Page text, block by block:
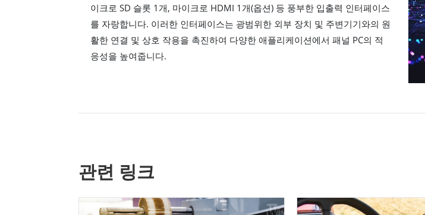
이크로 SD 슬롯 1개, 마이크로 HDMI 1개(옵션) 등 풍부한 입출력 인터페이스
를 자랑합니다. 이러한 인터페이스는 광범위한 외부 장치 및 주변기기와의 원
활한 연결 및 상호 작용을 촉진하여 다양한 애플리케이션에서 패널 PC의 적
응성을 높여줍니다.
관련 링크